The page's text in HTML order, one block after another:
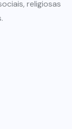
religiosas